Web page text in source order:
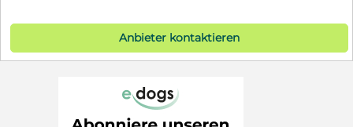
Anbieter kontaktieren